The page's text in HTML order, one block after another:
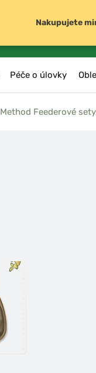
Péče o úlovky
Method Feederové
Nakupujete